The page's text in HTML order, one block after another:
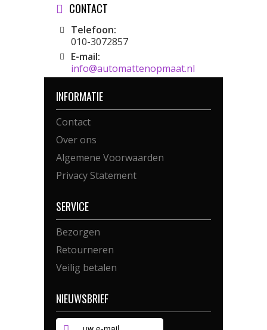
CONTACT
Telefoon:
010-3072857
E-mail:
info@automattenopmaat.nl
INFORMATIE
Contact
Over ons
Algemene Voorwaarden
Privacy Statement
SERVICE
Bezorgen
Retourneren
Veilig betalen
NIEUWSBRIEF